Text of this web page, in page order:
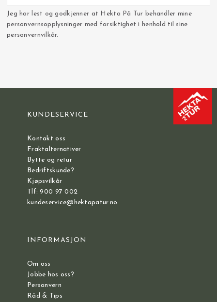
Jeg har lest og godkjenner at Hekta På Tur behandler mine
personvernsopplysninger med forsiktighet i henhold til sine
personvernvilkår.
KUNDESERVICE
Kontakt oss
Fraktalternativer
Bytte og retur
Bedriftskunde?
Kjøpsvilkår
Tlf: 900 97 002
kundeservice@hektapatur.no
INFORMASJON
Om oss
Jobbe hos oss?
Personvern
Råd & Tips